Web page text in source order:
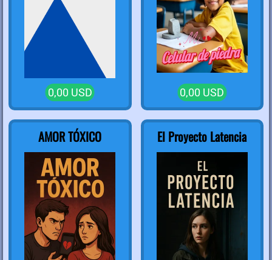
0,00 USD 0,00 USD
AMOR TÓXICO El Proyecto Latencia